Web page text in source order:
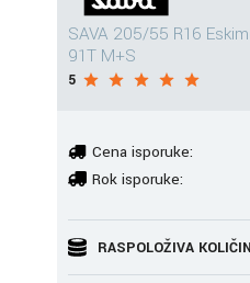
SAVA 205/55 R16
91T M+S
5
Cena isporuke:
Rok isporuke:
RASPOLOŽIVA